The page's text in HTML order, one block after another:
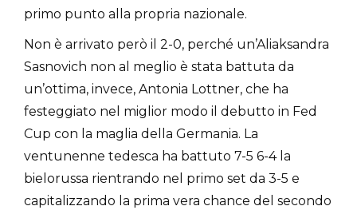
primo punto alla propria nazionale.
Non è arrivato però il 2-0, perché un’Aliaksandra
Sasnovich non al meglio è stata battuta da
un’ottima, invece, Antonia Lottner, che ha
festeggiato nel miglior modo il debutto in Fed
Cup con la maglia della Germania. La
ventunenne tedesca ha battuto 7-5 6-4 la
bielorussa rientrando nel primo set da 3-5 e
capitalizzando la prima vera chance del secondo